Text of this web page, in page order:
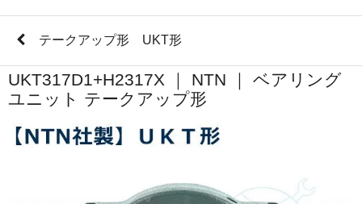
テークアップ形 UKT形
UKT317D1+H2317X ｜ NTN ｜ ベアリング
ユニット テークアップ形